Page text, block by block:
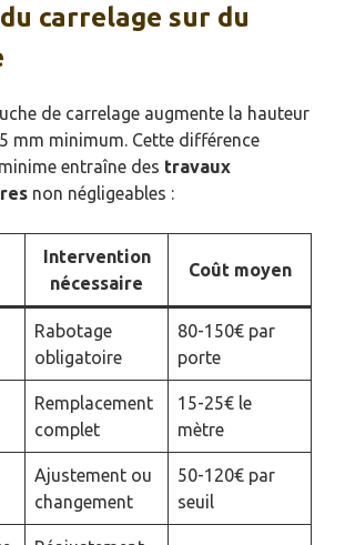
carrelage sur du
de carrelage augmente la hauteur
mm minimum. Cette différence
entraîne des travaux
non négligeables :
Intervention
nécessaire
Coût moyen
Rabotage
obligatoire
80-150€ par
porte
Remplacement
complet
15-25€ le
mètre
Ajustement ou
changement
50-120€ par
seuil